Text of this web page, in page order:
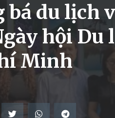
du lịch
hội Du
Minh